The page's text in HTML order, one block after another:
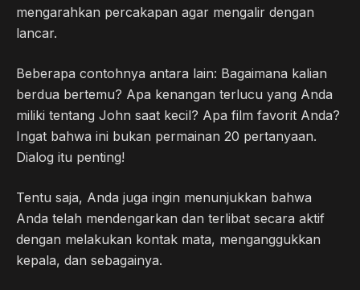
mengarahkan percakapan agar mengalir dengan
lancar.
Beberapa contohnya antara lain: Bagaimana kalian
berdua bertemu? Apa kenangan terlucu yang Anda
miliki tentang John saat kecil? Apa film favorit Anda?
Ingat bahwa ini bukan permainan 20 pertanyaan.
Dialog itu penting!
Tentu saja, Anda juga ingin menunjukkan bahwa
Anda telah mendengarkan dan terlibat secara aktif
dengan melakukan kontak mata, menganggukkan
kepala, dan sebagainya.